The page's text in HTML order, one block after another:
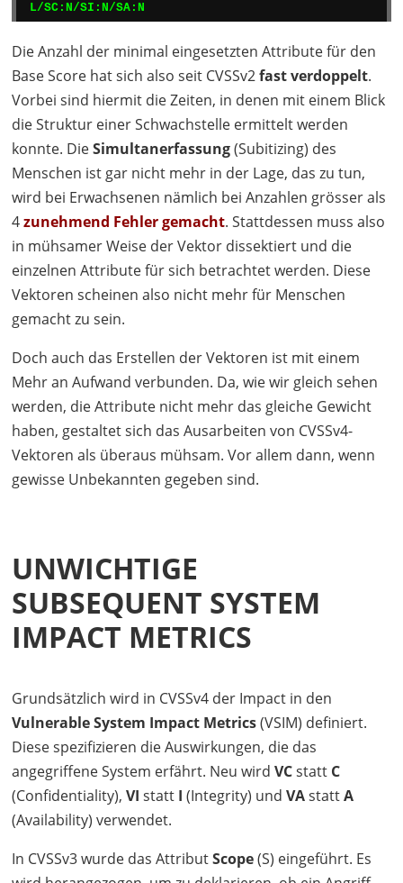
L/SC:N/SI:N/SA:N
Die Anzahl der minimal eingesetzten Attribute für den
Base Score hat sich also seit CVSSv2fast verdoppelt.
Vorbei sind hiermit die Zeiten, in denen mit einem Blick
die Struktur einer Schwachstelle ermittelt werden
konnte. DieSimultanerfassung(Subitizing) des
Menschen ist gar nicht mehr in der Lage, das zu tun,
wird bei Erwachsenen nämlich bei Anzahlen grösser als
4zunehmend Fehler gemacht. Stattdessen muss also
in mühsamer Weise der Vektor dissektiert und die
einzelnen Attribute für sich betrachtet werden. Diese
Vektoren scheinen also nicht mehr für Menschen
gemacht zu sein.
Doch auch das Erstellen der Vektoren ist mit einem
Mehr an Aufwand verbunden. Da, wie wir gleich sehen
werden, die Attribute nicht mehr das gleiche Gewicht
haben, gestaltet sich das Ausarbeiten von CVSSv4-
Vektoren als überaus mühsam. Vor allem dann, wenn
gewisse Unbekannten gegeben sind.
UNWICHTIGE
SUBSEQUENT SYSTEM
IMPACT METRICS
Grundsätzlich wird in CVSSv4 der Impact in den
Vulnerable System Impact Metrics(VSIM) definiert.
Diese spezifizieren die Auswirkungen, die das
angegriffene System erfährt. Neu wirdVCstatt C
(Confidentiality),VI statt I (Integrity) undVAstattA
(Availability) verwendet.
In CVSSv3 wurde das AttributScope(S) eingeführt. Es